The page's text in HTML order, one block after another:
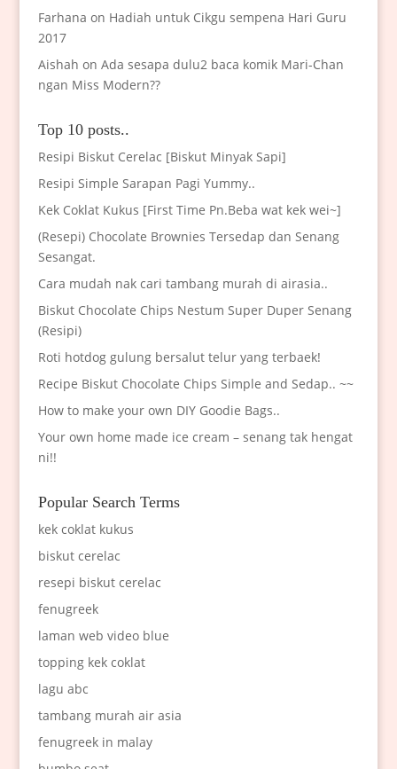
Farhana on Hadiah untuk Cikgu sempena Hari Guru
2017
Aishah on Ada sesapa dulu2 baca komik Mari-Chan
ngan Miss Modern??
Top 10 posts..
Resipi Biskut Cerelac [Biskut Minyak Sapi]
Resipi Simple Sarapan Pagi Yummy..
Kek Coklat Kukus [First Time Pn.Beba wat kek wei~]
(Resepi) Chocolate Brownies Tersedap dan Senang
Sesangat.
Cara mudah nak cari tambang murah di airasia..
Biskut Chocolate Chips Nestum Super Duper Senang
(Resipi)
Roti hotdog gulung bersalut telur yang terbaek!
Recipe Biskut Chocolate Chips Simple and Sedap.. ~~
How to make your own DIY Goodie Bags..
Your own home made ice cream – senang tak hengat
ni!!
Popular Search Terms
kek coklat kukus
biskut cerelac
resepi biskut cerelac
fenugreek
laman web video blue
topping kek coklat
lagu abc
tambang murah air asia
fenugreek in malay